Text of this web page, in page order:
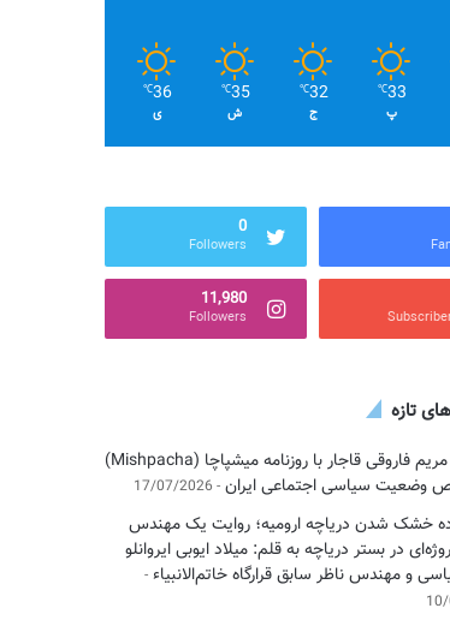
33
℃
پ
32
℃
ج
35
℃
ش
36
℃
ی
0
Followers
11,980
Followers
تازه
مصاحبه مریم فاروقی قاجار با روزنامه میشپاچا (Mishpacha)
وضعیت سیاسی اجتماعی ایران 17/07/2026
خشک شدن دریاچه ارومیه؛ روایت یک مهندس
در بستر دریاچه به قلم: میلاد ایوبی ایروانلو
و مهندس ناظر سابق قرارگاه خاتم‌الانبیاء